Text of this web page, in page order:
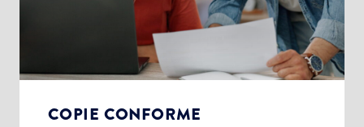
COPIE CONFORME